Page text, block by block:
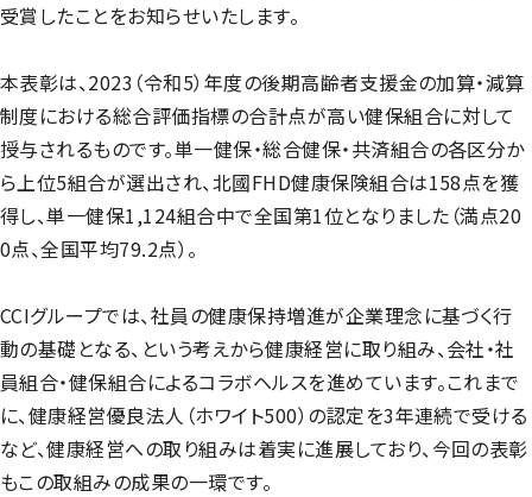
受賞したことをお知らせいたします。
本表彰は、2023（令和5）年度の後期高齢者支援金の加算・減算
制度における総合評価指標の合計点が高い健保組合に対して
授与されるものです。単一健保・総合健保・共済組合の各区分か
ら上位5組合が選出され、北國FHD健康保険組合は158点を獲
得し、単一健保1,124組合中で全国第1位となりました（満点20
0点、全国平均79.2点）。
CCIグループでは、社員の健康保持増進が企業理念に基づく行
動の基礎となる、という考えから健康経営に取り組み、会社・社
員組合・健保組合によるコラボヘルスを進めています。これまで
に、健康経営優良法人（ホワイト500）の認定を3年連続で受ける
など、健康経営への取り組みは着実に進展しており、今回の表彰
もこの取組みの成果の一環です。